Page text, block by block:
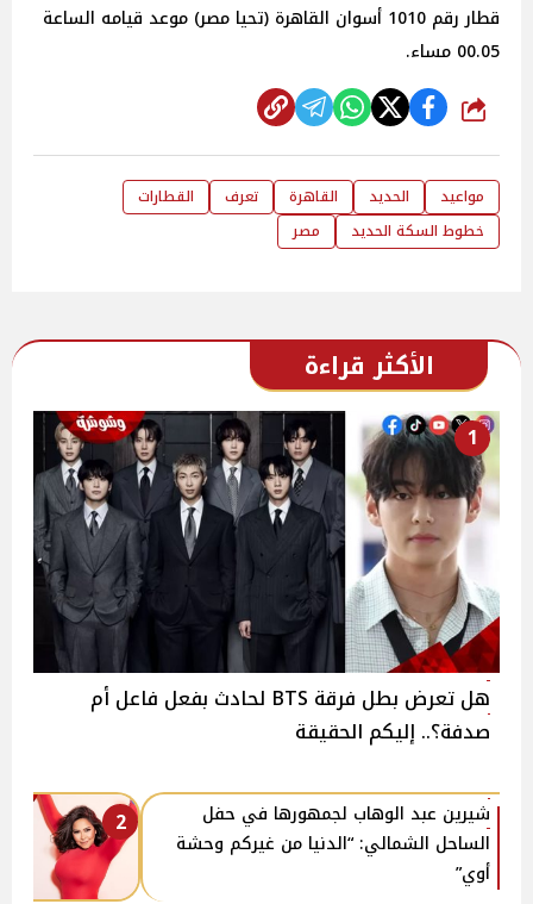
قطار رقم 1010 أسوان القاهرة (تحيا مصر) موعد قيامه الساعة
00.05 مساء.
شارك
مواعيد الحديد القاهرة تعرف
القطارات
خطوط السكة الحديد
مصر
الأكثر قراءة
1
هل تعرض بطل فرقة BTS لحادث بفعل فاعل أم
صدفة؟.. إليكم الحقيقة
2
شيرين عبد الوهاب لجمهورها في حفل
الساحل الشمالي: “الدنيا من غيركم وحشة
أوي”